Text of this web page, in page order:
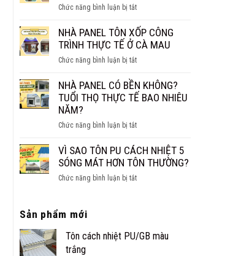
TRUYỀN
CHO
GIA
ĐÌNH
NHỎ
ĐẸP,
VÀ
TIỆN
Chức năng bình luận bị tắtở
XPS
CÁCH
CHO
TRẦN
NHÀ PANEL TÔN XỐP CÔNG
TRÌNH THỰC TẾ Ở CÀ MAU
Chức năng bình luận bị tắtở
PANEL
TÔN
TRÌNH
TẾ
Ở
CÀ
NHÀ PANEL CÓ BỀN KHÔNG?
TUỔI THỌ THỰC TẾ BAO NHIÊU
NĂM?
Chức năng bình luận bị tắtở
PANEL
CÓ
KHÔNG?
BAO
VÌ SAO TÔN PU CÁCH NHIỆT 5
SÓNG MÁT HƠN TÔN THƯỜNG?
Chức năng bình luận bị tắtở
CÁCH
Sản phẩm mới
Tôn cách nhiệt PU/GB màu
trắng